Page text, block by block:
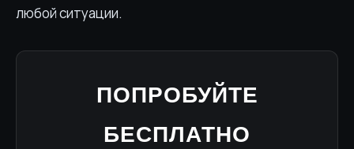
любой ситуации.
ПОПРОБУЙТЕ
БЕСПЛАТНО